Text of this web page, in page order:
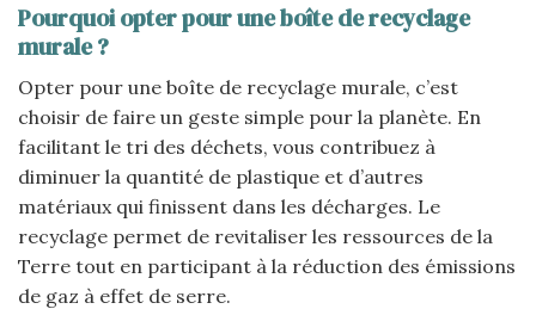
Pourquoi opter pour une boîte de recyclage
murale ?
Opter pour une boîte de recyclage murale, c’est
choisir de faire un geste simple pour la planète. En
facilitant le tri des déchets, vous contribuez à
diminuer la quantité de plastique et d’autres
matériaux qui finissent dans les décharges. Le
recyclage permet de revitaliser les ressources de la
Terre tout en participant à la réduction des émissions
de gaz à effet de serre.